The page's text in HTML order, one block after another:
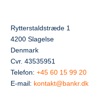
Rytterstaldstræde 1
4200 Slagelse
Denmark
Cvr. 43535951
Telefon:+45 60 15 99 20
E-mail: kontakt@bankr.dk